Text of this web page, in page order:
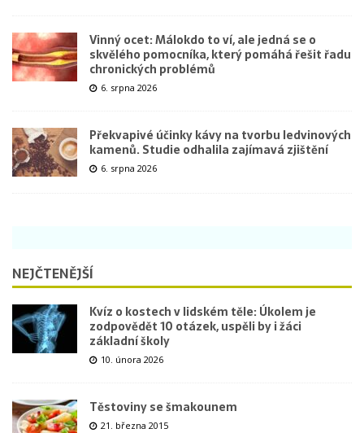
Vinný ocet: Málokdo to ví, ale jedná se o
skvělého pomocníka, který pomáhá řešit řadu
chronických problémů
6. srpna 2026
Překvapivé účinky kávy na tvorbu ledvinových
kamenů. Studie odhalila zajímavá zjištění
6. srpna 2026
NEJČTENĚJŠÍ
Kvíz o kostech v lidském těle: Úkolem je
zodpovědět 10 otázek, uspěli by i žáci
základní školy
10. února 2026
Těstoviny se šmakounem
21. března 2015